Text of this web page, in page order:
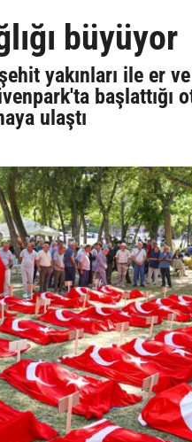
büyüyor
yakınları ile er
başlattığı
ulaştı